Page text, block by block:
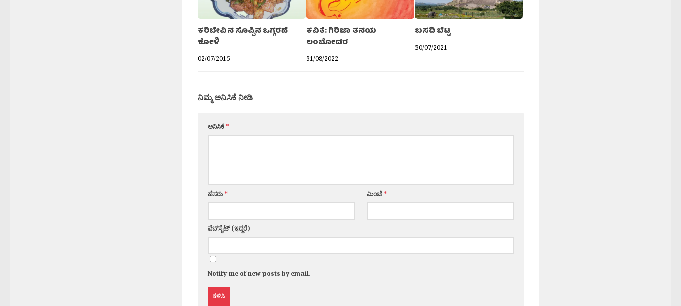
ಕರಿಬೇವಿನ ಸೊಪ್ಪಿನ ಒಗ್ಗರಣೆ
ಕೋಳಿ
02/07/2015
ಕವಿತೆ: ಗಿರಿಜಾ ತನಯ
ಲಂಬೋದರ
31/08/2022
ಬಸದಿ ಬೆಟ್ಟ
30/07/2021
ನಿಮ್ಮ ಅನಿಸಿಕೆ ನೀಡಿ
ಅನಿಸಿಕೆ*
ಹೆಸರು* ಮಿಂಚೆ*
ವೆಬ್‌ಸೈಟ್ (ಇದ್ದರೆ)
Notify me of new posts by email.